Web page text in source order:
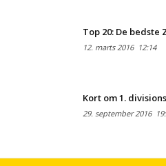
Top 20: De
12. marts 201612:14
Kort om 1.
29. september 2016